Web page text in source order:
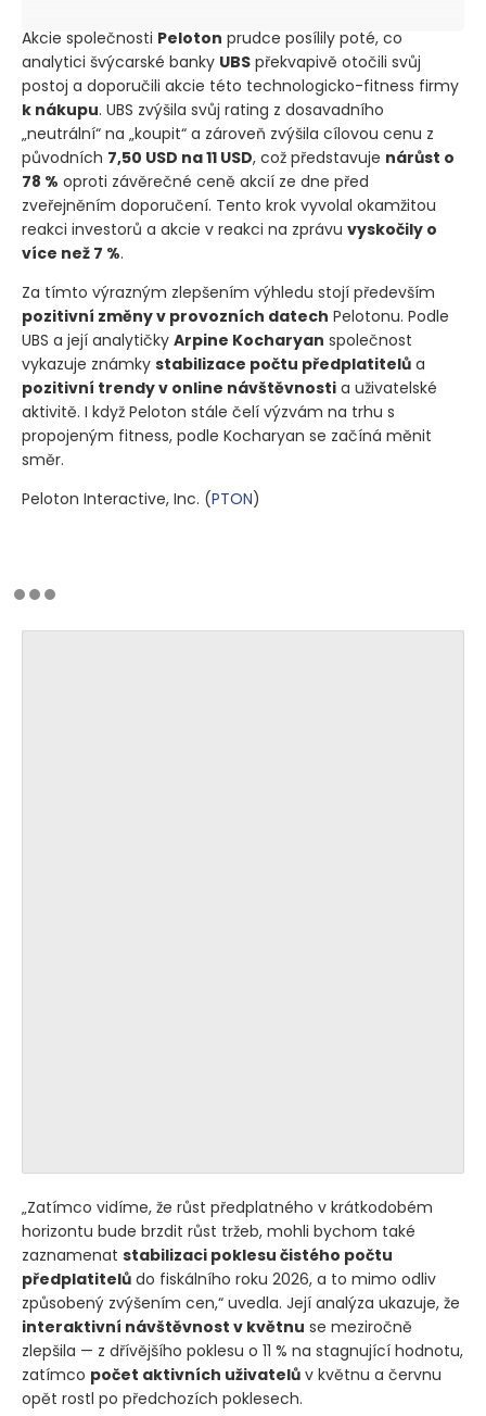
Akcie společnosti Peloton prudce posílily poté, co
analytici švýcarské banky UBS překvapivě otočili svůj
postoj a doporučili akcie této technologicko-fitness firmy
k nákupu. UBS zvýšila svůj rating z dosavadního
„neutrální“ na „koupit“ a zároveň zvýšila cílovou cenu z
původních 7,50 USD na 11 USD, což představuje nárůst o
78 % oproti závěrečné ceně akcií ze dne před
zveřejněním doporučení. Tento krok vyvolal okamžitou
reakci investorů a akcie v reakci na zprávu vyskočily o
více než 7 %.
Za tímto výrazným zlepšením výhledu stojí především
pozitivní změny v provozních datech Pelotonu. Podle
UBS a její analytičky Arpine Kocharyan společnost
vykazuje známky stabilizace počtu předplatitelů a
pozitivní trendy v online návštěvnosti a uživatelské
aktivitě. I když Peloton stále čelí výzvám na trhu s
propojeným fitness, podle Kocharyan se začíná měnit
směr.
Peloton Interactive, Inc. (PTON)
„Zatímco vidíme, že růst předplatného v krátkodobém
horizontu bude brzdit růst tržeb, mohli bychom také
zaznamenat stabilizaci poklesu čistého počtu
předplatitelů do fiskálního roku 2026, a to mimo odliv
způsobený zvýšením cen,“ uvedla. Její analýza ukazuje, že
interaktivní návštěvnost v květnu se meziročně
zlepšila — z dřívějšího poklesu o 11 % na stagnující hodnotu,
zatímco počet aktivních uživatelů v květnu a červnu
opět rostl po předchozích poklesech.